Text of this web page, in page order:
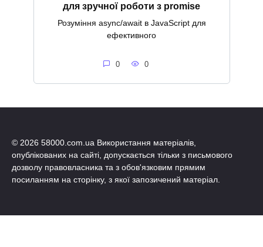
для зручної роботи з promise
Розуміння async/await в JavaScript для
ефективного
0 0
© 2026 58000.com.ua Використання матеріалів,
опублікованих на сайті, допускається тільки з письмового
дозволу правовласника та з обов'язковим прямим
посиланням на сторінку, з якої запозичений матеріал.